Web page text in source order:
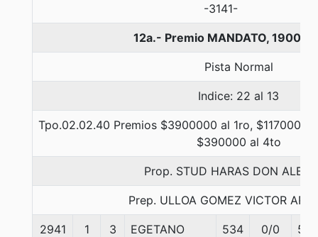
-3141-
12a.- Premio MANDATO, 1900
Pista Normal
Indice: 22 al 13
Tpo.02.02.40 Premios $3900000 al 1ro, $1170000
$390000 al 4to
Prop. STUD HARAS DON
Prep. ULLOA GOMEZ VICTOR
2941 1 3 EGETANO 534 0/0 58